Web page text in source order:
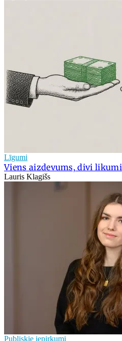
Līgumi
Viens aizdevums, divi likumi
Lauris Klagišs
Publiskie iepirkumi